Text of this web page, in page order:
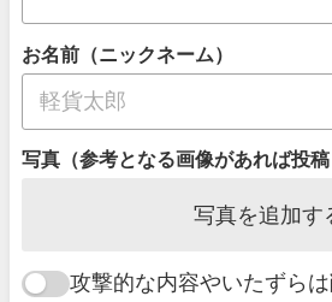
お名前（ニックネーム）
写真（参考となる画像があれば投稿
写真を追加す
攻撃的な内容やいたずら